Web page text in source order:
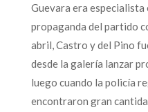
Guevara era especialista
propaganda del partido
abril, Castro y del Pino
desde la galería lanzar
luego cuando la policía
encontraron gran